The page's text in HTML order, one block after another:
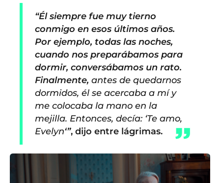
“Él siempre fue muy tierno
conmigo en esos últimos años.
Por ejemplo, todas las noches,
cuando nos preparábamos para
dormir, conversábamos un rato.
Finalmente,antes de quedarnos
dormidos, él se acercaba a mí y
me colocaba la mano en la
mejilla. Entonces, decía: ‘Te amo,
Evelyn‘”, dijo entre lágrimas.